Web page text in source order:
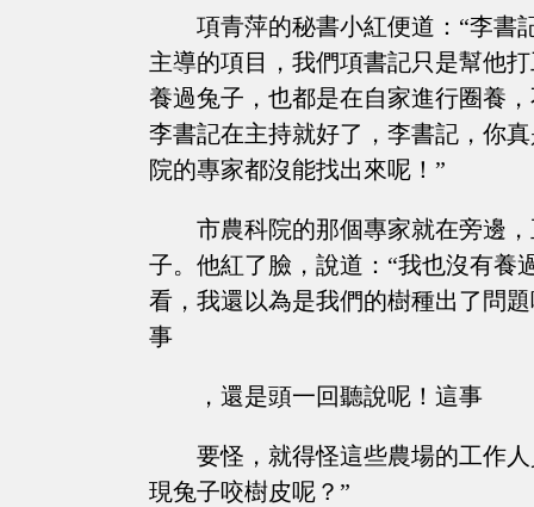
項青萍的秘書小紅便道：“李書
主導的項目，我們項書記只是幫他
養過兔子，也都是在自家進行圈養
李書記在主持就好了，李書記，你
院的專家都沒能找出來呢！”
市農科院的那個專家就在旁邊
子。他紅了臉，說道：“我也沒有養
看，我還以為是我們的樹種出了問
事
，還是頭一回聽說呢！這事
要怪，就得怪這些農場的工作
現兔子咬樹皮呢？”